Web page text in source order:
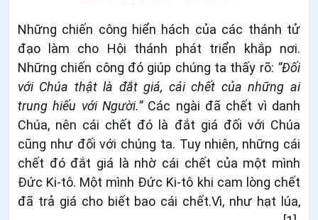
Những chiến công hiển hách của các thánh tử
đạo làm cho Hội thánh phát triển khắp nơi.
Những chiến công đó giúp chúng ta thấy rõ: “Đối
với Chúa thật là đắt giá, cái chết của những ai
trung hiếu với Người.”Các ngài đã chết vì danh
Chúa, nên cái chết đó là đắt giá đối với Chúa
cũng như đối với chúng ta. Tuy nhiên, những cái
chết đó đắt giá là nhờ cái chết của một mình
Đức Ki-tô. Một mình Đức Ki-tô khi cam lòng chết
đã trả giá cho biết bao cái chết.Vì, như hạt lúa,